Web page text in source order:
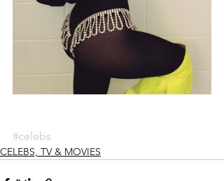
#celebs
CELEBS, TV & MOVIES